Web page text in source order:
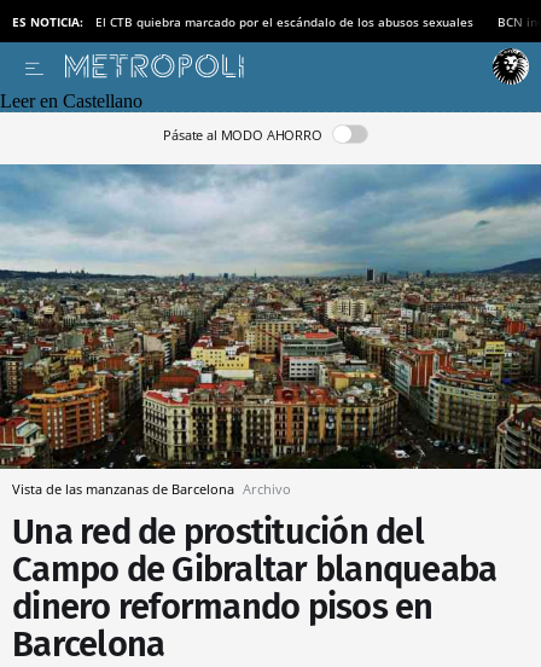
ES NOTICIA: El CTB quiebra marcado por el escándalo de los abusos sexuales BCN
Leer en Castellano
Pásate al MODO AHORRO
Vista de las manzanas de Barcelona Archivo
Una red de prostitución del
Campo de Gibraltar blanqueaba
dinero reformando pisos en
Barcelona